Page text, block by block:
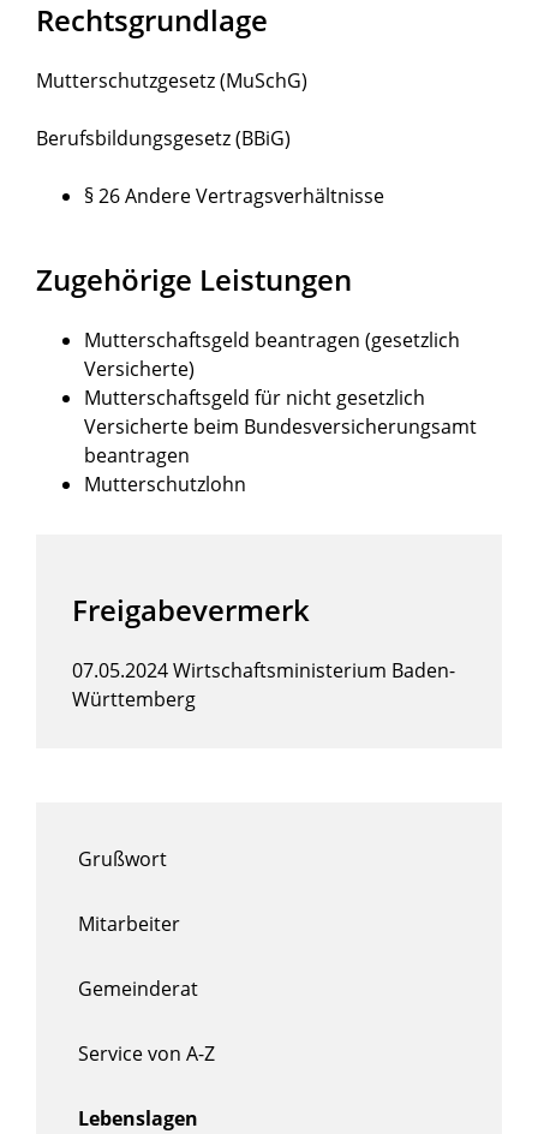
Rechtsgrundlage
Mutterschutzgesetz (MuSchG)
Berufsbildungsgesetz (BBiG)
§ 26 Andere Vertragsverhältnisse
Zugehörige Leistungen
Mutterschaftsgeld beantragen (gesetzlich
Versicherte)
Mutterschaftsgeld für nicht gesetzlich
Versicherte beim Bundesversicherungsamt
beantragen
Mutterschutzlohn
Freigabevermerk
07.05.2024 Wirtschaftsministerium Baden-
Württemberg
Grußwort
Mitarbeiter
Gemeinderat
Service von A-Z
Lebenslagen